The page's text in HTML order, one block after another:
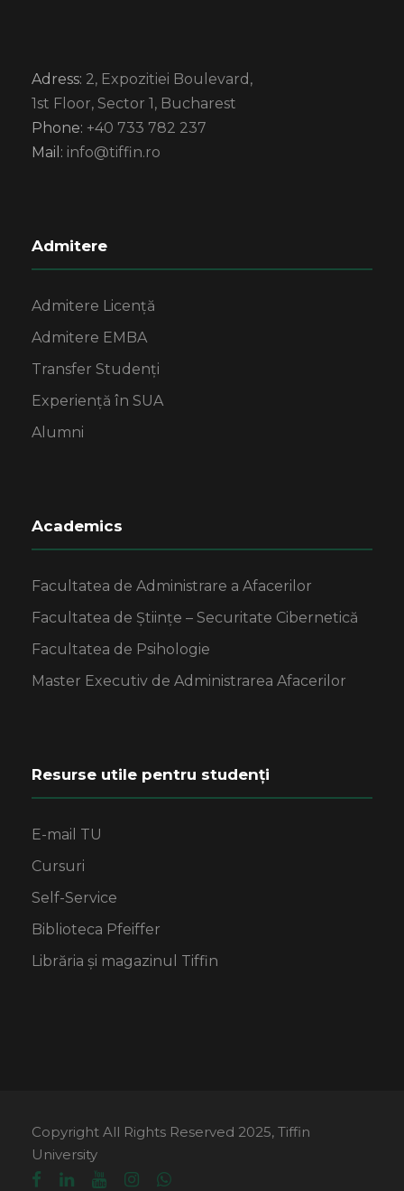
Adress: 2, Expozitiei Boulevard,
1st Floor, Sector 1, Bucharest
Phone: +40 733 782 237
Mail: info@tiffin.ro
Admitere
Admitere Licență
Admitere EMBA
Transfer Studenți
Experiență în SUA
Alumni
Academics
Facultatea de Administrare a Afacerilor
Facultatea de Științe – Securitate Cibernetică
Facultatea de Psihologie
Master Executiv de Administrarea Afacerilor
Resurse utile pentru studenți
E-mail TU
Cursuri
Self-Service
Biblioteca Pfeiffer
Librăria și magazinul Tiffin
Copyright All Rights Reserved 2025, Tiffin
University